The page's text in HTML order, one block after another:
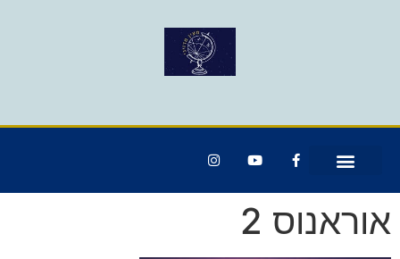
אוראנוס 2